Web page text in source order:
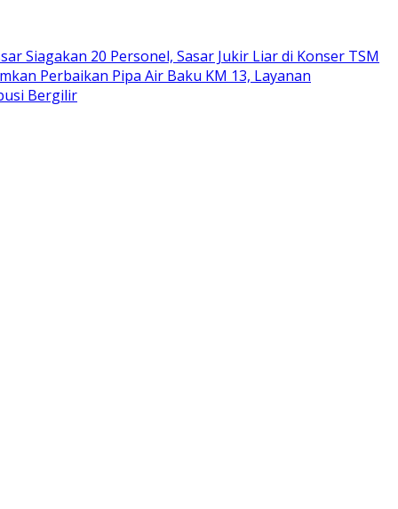
Siagakan 20 Personel, Sasar Jukir Liar di Konser TSM
Perbaikan Pipa Air Baku KM 13, Layanan
Bergilir